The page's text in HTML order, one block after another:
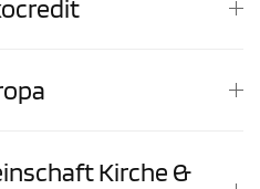
Kirche &